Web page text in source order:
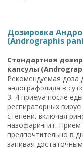
Дозировка
(Andrographis
Стандартная
капсулы
Рекомендуемая доза
андографолида в
3–4 приёма после
респираторных
степени, включая
назофарингит. Приём
предпочтительно в
запивая